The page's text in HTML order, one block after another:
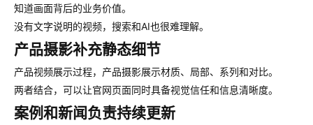
知道画面背后的业务价值。
没有文字说明的视频，搜索和AI也很难理解。
产品摄影补充静态细节
产品视频展示过程，产品摄影展示材质、局部、系列和对比。
两者结合，可以让官网页面同时具备视觉信任和信息清晰度。
案例和新闻负责持续更新